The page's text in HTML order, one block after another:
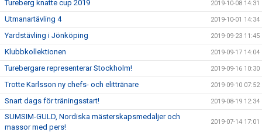
Tureberg knatte cup 2019 2019-10-08 14:31
Utmanartävling 4 2019-10-01 14:34
Yardstävling i Jönköping 2019-09-23 11:45
Klubbkollektionen 2019-09-17 14:04
Turebergare representerar Stockholm! 2019-09-16 10:30
Trotte Karlsson ny chefs- och elittränare 2019-09-10 07:52
Snart dags för träningsstart! 2019-08-19 12:34
SUMSIM-GULD, Nordiska mästerskapsmedaljer och
massor med pers!
2019-07-14 17:01